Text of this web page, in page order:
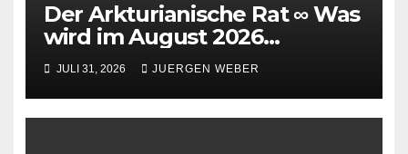
Der Arkturianische Rat ∞ Was
wird im August 2026
geschehen?
JULI 31, 2026 JUERGEN WEBER